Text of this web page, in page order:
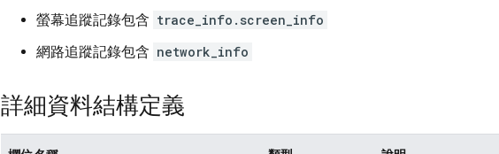
螢幕追蹤記錄包含 trace_info.screen_info
網路追蹤記錄包含 network_info
詳細資料結構定義